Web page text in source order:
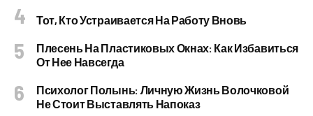
Тот, Кто Устраивается На Работу Вновь
Плесень На Пластиковых Окнах: Как Избавиться
От Нее Навсегда
Психолог Полынь: Личную Жизнь Волочковой
Не Стоит Выставлять Напоказ